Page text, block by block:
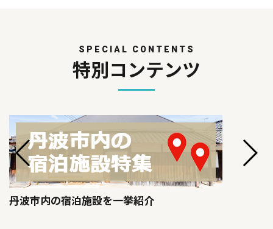
SPECIAL CONTENTS
特別コンテンツ
丹波市内の宿泊施設を一挙紹介